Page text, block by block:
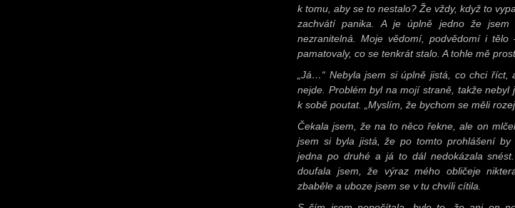
k tomu, aby se to nestalo? Že vždy, když to
zachvátí panika. A je úplně jedno že
nezranitelná. Moje vědomí, podvědomí i
pamatovaly, co se tenkrát stalo. A tohle mě
„Já…“ Nebyla jsem si úplně jistá, co chci říct,
nejde. Problém byl na mojí straně, takže nebyl
k sobě poutat. „Myslím, že bychom se měli
Čekala jsem, že na to něco řekne, ale on
jsem si byla jistá, že po tomto prohlášení by
jedna po druhé a já to dál nedokázala
doufala jsem, že výraz mého obličeje
zbaběle a uboze jsem se v tu chvíli cítila.